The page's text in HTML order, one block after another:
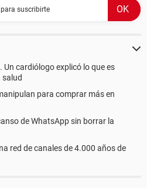
Un cardiólogo explicó lo que es
salud
para comprar más en
de WhatsApp sin borrar la
red de canales de 4.000 años de